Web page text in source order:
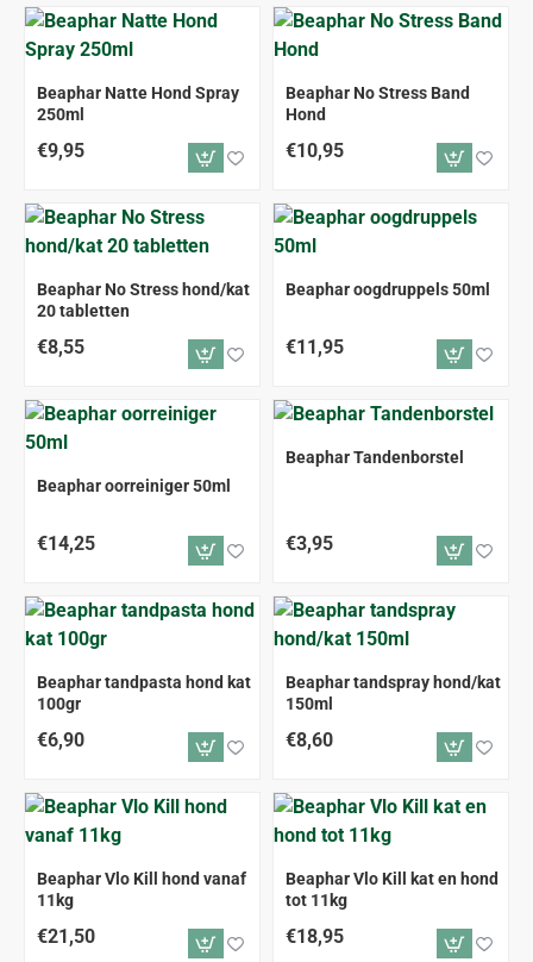
Beaphar Natte Hond Spray
250ml
€9,95
Beaphar No Stress Band
Hond
€10,95
Beaphar No Stress hond/kat
20 tabletten
€8,55
Beaphar oogdruppels 50ml
€11,95
Beaphar oorreiniger 50ml
€14,25
Beaphar Tandenborstel
€3,95
Beaphar tandpasta hond kat
100gr
€6,90
Beaphar tandspray hond/kat
150ml
€8,60
Beaphar Vlo Kill hond vanaf
11kg
€21,50
Beaphar Vlo Kill kat en hond
tot 11kg
€18,95